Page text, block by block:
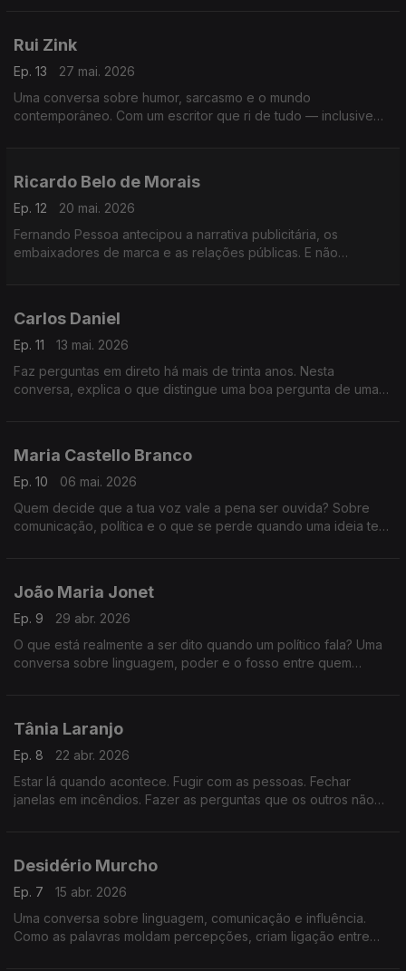
Rui Zink
Ep. 13
27 mai. 2026
Uma conversa sobre humor, sarcasmo e o mundo
contemporâneo. Com um escritor que ri de tudo — inclusive
Ricardo Belo de Morais
Ep. 12
20 mai. 2026
Fernando Pessoa antecipou a narrativa publicitária, os
embaixadores de marca e as relações públicas. E não
Carlos Daniel
Ep. 11
13 mai. 2026
Faz perguntas em direto há mais de trinta anos. Nesta
conversa, explica o que distingue uma boa pergunta de uma
Maria Castello Branco
Ep. 10
06 mai. 2026
Quem decide que a tua voz vale a pena ser ouvida? Sobre
comunicação, política e o que se perde quando uma ideia tem
João Maria Jonet
Ep. 9
29 abr. 2026
O que está realmente a ser dito quando um político fala? Uma
conversa sobre linguagem, poder e o fosso entre quem
Tânia Laranjo
Ep. 8
22 abr. 2026
Estar lá quando acontece. Fugir com as pessoas. Fechar
janelas em incêndios. Fazer as perguntas que os outros não
Desidério Murcho
Ep. 7
15 abr. 2026
Uma conversa sobre linguagem, comunicação e influência.
Como as palavras moldam percepções, criam ligação entre